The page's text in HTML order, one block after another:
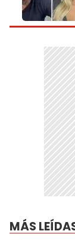
MÁS